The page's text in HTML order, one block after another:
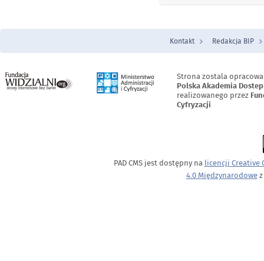
Menu Stopka
Kontakt Redakcja BIP
Strona zostala
Polska Akademia
realizowanego przez
Cyfryzacji
PAD CMS jest dostępny na licencji Creative
4.0 Międzynarodowez